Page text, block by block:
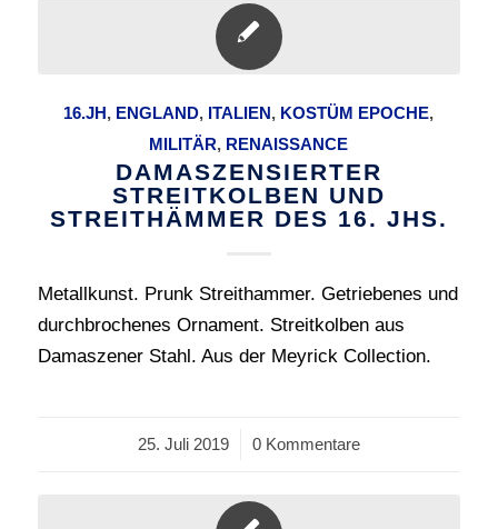
16.JH, ENGLAND, ITALIEN, KOSTÜM EPOCHE,
MILITÄR, RENAISSANCE
DAMASZENSIERTER
STREITKOLBEN UND
STREITHÄMMER DES 16. JHS.
Metallkunst. Prunk Streithammer. Getriebenes und
durchbrochenes Ornament. Streitkolben aus
Damaszener Stahl. Aus der Meyrick Collection.
25. Juli 2019
/ 0 Kommentare